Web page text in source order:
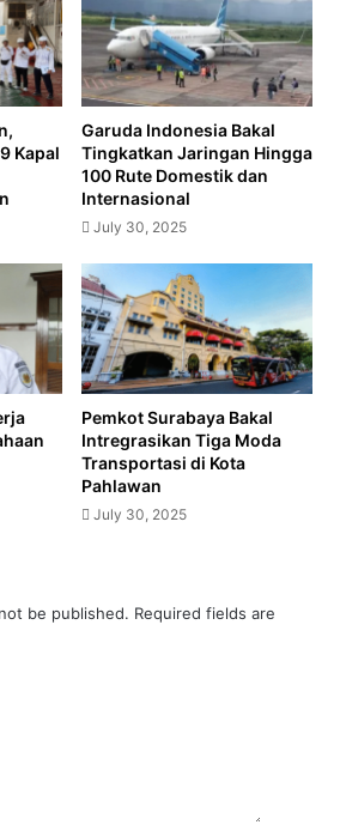
Kapal
Garuda Indonesia Bakal
Tingkatkan Jaringan Hingga
100 Rute Domestik dan
Internasional
July 30, 2025
Pemkot Surabaya Bakal
Intregrasikan Tiga Moda
Transportasi di Kota
Pahlawan
July 30, 2025
be published. Required fields are